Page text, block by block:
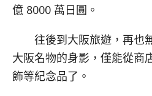
億 8000 萬日圓。
往後到大阪旅遊，再也
大阪名物的身影，僅能從商
飾等紀念品了。